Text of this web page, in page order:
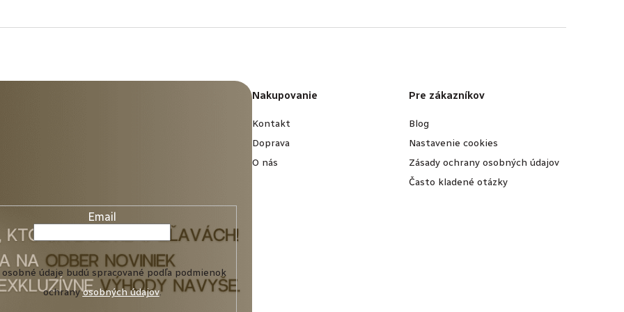
Email
osobné údaje budú spracované podľa podmienok
ochranyosobných údajov.
Nakupovanie
Kontakt
Doprava
O nás
Pre zákazníkov
Blog
Nastavenie cookies
Zásady ochrany osobných údajov
Často kladené otázky